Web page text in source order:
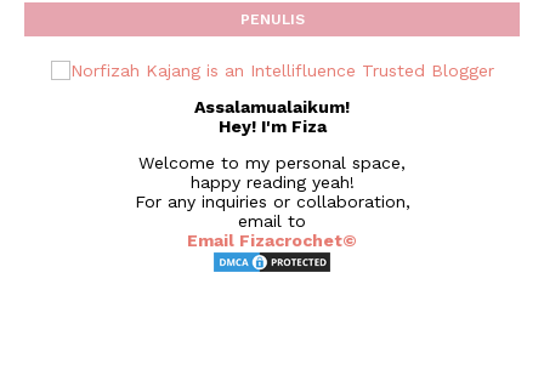
PENULIS
Assalamualaikum!
Hey! I'm Fiza
Welcome to my personal space,
happy reading yeah!
For any inquiries or collaboration,
email to
Email Fizacrochet©